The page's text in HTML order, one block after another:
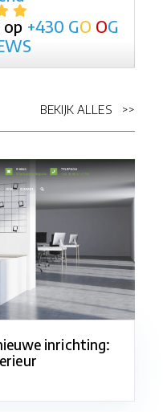
op +430 GO OG
BEKIJK ALLES >>
inrichting: